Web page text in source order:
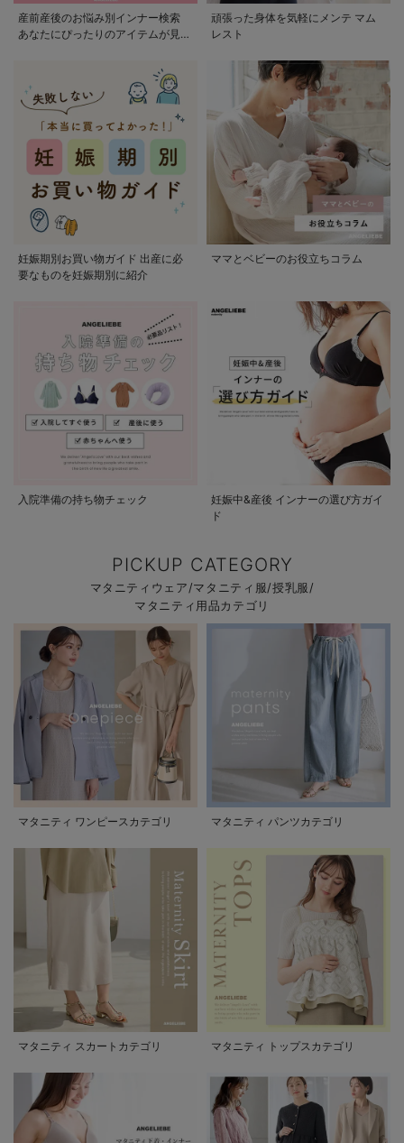
産前産後のお悩み別インナー検索
あなたにぴったりのアイテムが見つ
頑張った身体を気軽にメンテ マム
レスト
妊娠期別お買い物ガイド 出産に必
要なものを妊娠期別に紹介
ママとベビーのお役立ちコラム
入院準備の持ち物チェック
妊娠中&産後 インナーの選び方ガイ
ド
PICKUP CATEGORY
マタニティウェア/マタニティ服/授乳服/
マタニティ用品カテゴリ
マタニティ ワンピースカテゴリ マタニティ パンツカテゴリ
マタニティ スカートカテゴリ マタニティ トップスカテゴリ